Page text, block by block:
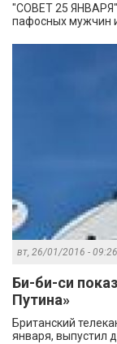
"СОВЕТ 25 ЯНВАРЯ"
пафосных мужчин
вт, 26/01/2016 - 09:26
Би-би-си
Путина»
Британский
января, выпустил